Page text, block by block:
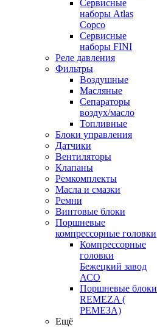
Cервисные
наборы Atlas
Copco
Сервисные
наборы FINI
Реле давления
Фильтры
Воздушные
Масляные
Сепараторы
воздух/масло
Топливные
Блоки управления
Датчики
Вентиляторы
Клапаны
Ремкомплекты
Масла и смазки
Ремни
Винтовые блоки
Поршневые
компрессорные головки
Компрессорные
головки
Бежецкий завод
АСО
Поршневые блоки
REMEZA (
РЕМЕЗА)
Ещё